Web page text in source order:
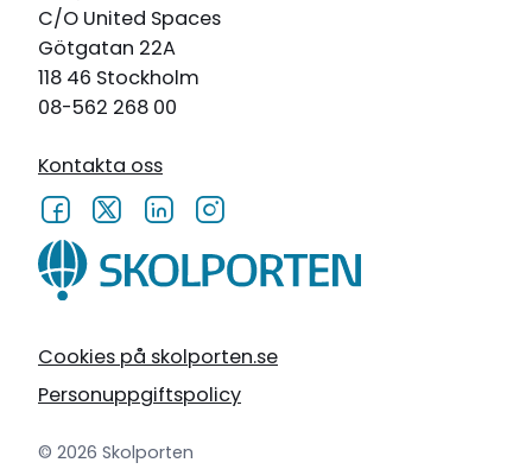
Cookies på skolporten.se
Personuppgiftspolicy
© 2026 Skolporten
C/O United Spaces
Götgatan 22A
118 46 Stockholm
08-562 268 00
Kontakta oss